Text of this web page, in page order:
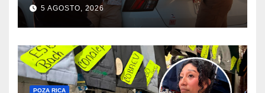
operativo de Transporte
Público
5 AGOSTO, 2026
POZA RICA